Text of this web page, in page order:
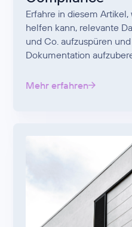
Erfahre in diesem
helfen kann, relevante
und Co. aufzuspüren
Dokumentation
Mehr erfahren